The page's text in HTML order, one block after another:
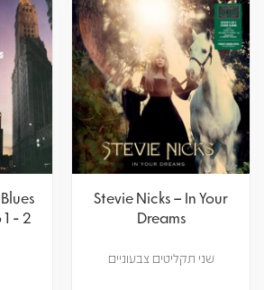
Stevie Nicks – In Your
Dreams
שני תקליטים צבעוניים
- 2